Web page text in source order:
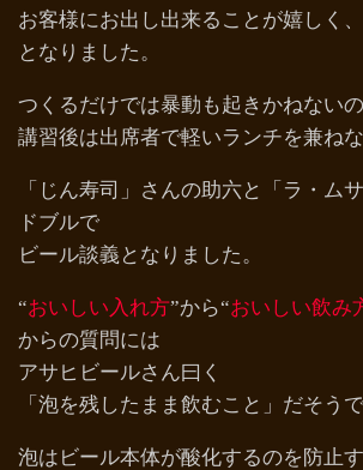
お客様にお出し出来ることが嬉しく
となりました。
つくるだけでは暴動も起きかねない
講習後は出席者で軽いランチを兼ねな
「じん寿司」さんの助六と「ラ・ム
ドブルで
ビール談義となりました。
“おいしい入れ方”から“おいしい飲み
からの質問には
アサヒビールさん曰く
「泡を残したまま飲むこと」だそうで
泡はビール本体が酸化するのを防止